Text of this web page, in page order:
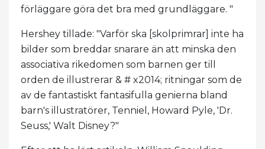
förläggare göra det bra med grundläggare. "
Hershey tillade: "Varför ska [skolprimrar] inte ha
bilder som breddar snarare än att minska den
associativa rikedomen som barnen ger till
orden de illustrerar & # x2014; ritningar som de
av de fantastiskt fantasifulla genierna bland
barn's illustratörer, Tenniel, Howard Pyle, 'Dr.
Seuss,' Walt Disney?"